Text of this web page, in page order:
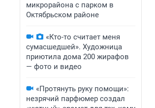
микрорайона с парком в
Октябрьском районе
«Кто-то считает меня
сумасшедшей». Художница
приютила дома 200 жирафов
— фото и видео
«Протянуть руку помощи»:
незрячий парфюмер создал